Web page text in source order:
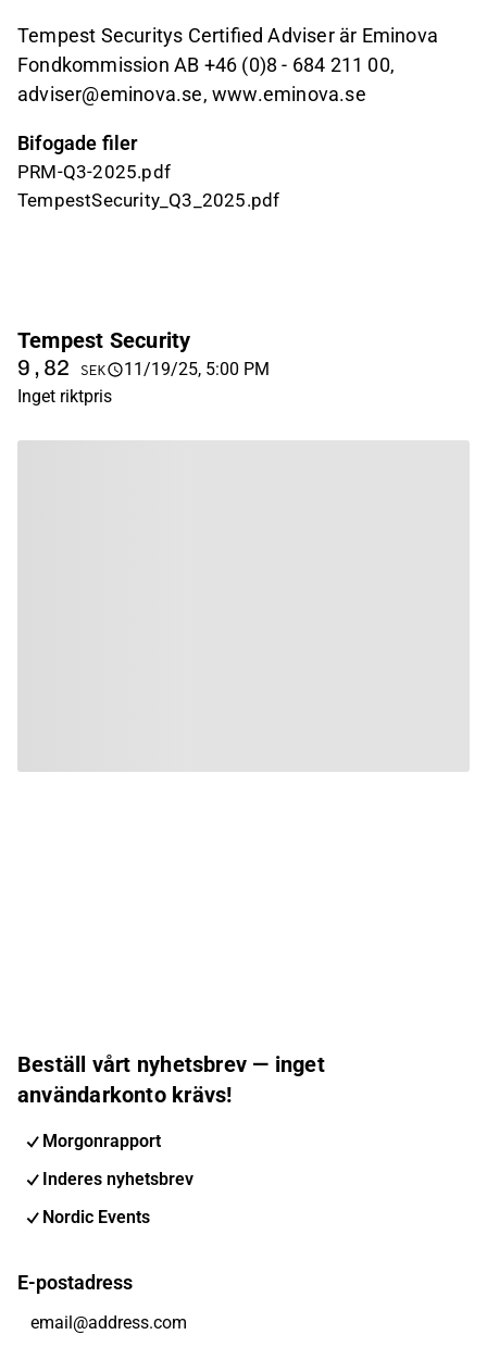
Tempest Securitys Certified Adviser är Eminova
Fondkommission AB +46 (0)8 - 684 211 00,
adviser@eminova.se, www.eminova.se
Bifogade filer
PRM-Q3-2025.pdf
TempestSecurity_Q3_2025.pdf
Tempest Security
9,82 SEK
11/19/25, 5:00 PM
Inget riktpris
Beställ vårt nyhetsbrev — inget
användarkonto krävs!
Morgonrapport
Inderes nyhetsbrev
Nordic Events
E-postadress